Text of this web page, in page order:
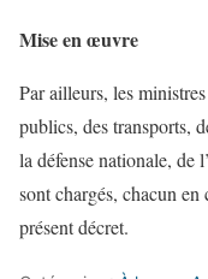
Mise en œuvre
Par ailleurs, les
publics, des transports,
la défense nationale, de
sont chargés, chacun
présent décret.